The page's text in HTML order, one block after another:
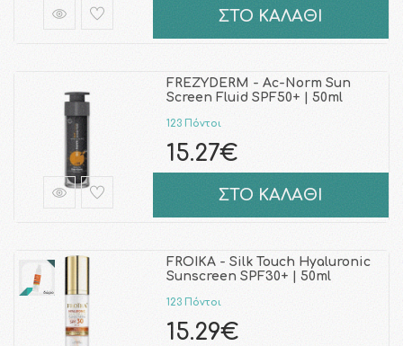
ΣΤΟ ΚΑΛΑΘΙ
FREZYDERM - Ac-Norm Sun
Screen Fluid SPF50+ | 50ml
123 Πόντοι
15.27€
ΣΤΟ ΚΑΛΑΘΙ
FROIKA - Silk Touch Hyaluronic
Sunscreen SPF30+ | 50ml
123 Πόντοι
15.29€